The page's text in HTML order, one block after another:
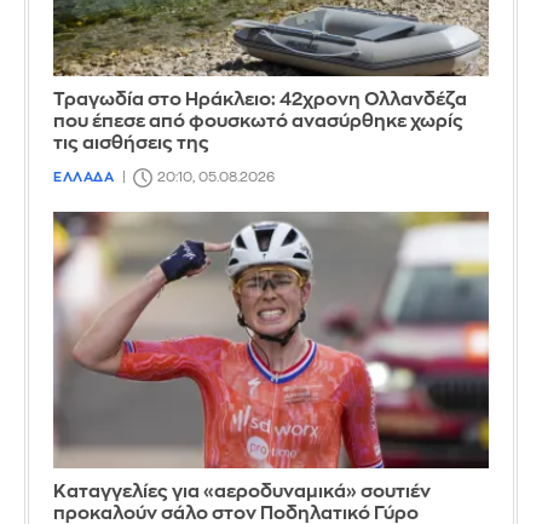
Τραγωδία στο Ηράκλειο: 42χρονη Ολλανδέζα
που έπεσε από φουσκωτό ανασύρθηκε χωρίς
τις αισθήσεις της
ΕΛΛΑΔΑ 20:10, 05.08.2026
Καταγγελίες για «αεροδυναμικά» σουτιέν
προκαλούν σάλο στον Ποδηλατικό Γύρο